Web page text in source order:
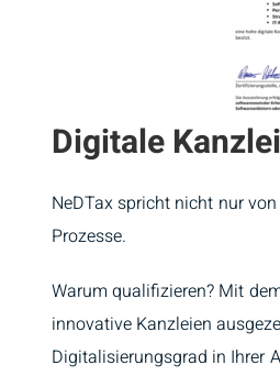
Digitale Kanzlei
NeDTax spricht nicht nur
Prozesse.
Warum qualifizieren? Mit
innovative Kanzleien
Digitalisierungsgrad in Ihrer